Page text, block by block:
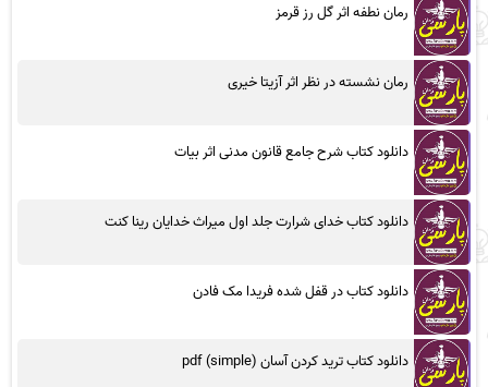
رمان نطفه اثر گل رز قرمز
رمان نشسته در نظر اثر آزیتا خیری
دانلود کتاب شرح جامع قانون مدنی اثر بیات
دانلود کتاب خدای شرارت جلد اول میراث خدایان رینا کنت
دانلود کتاب در قفل شده فریدا مک فادن
دانلود کتاب ترید کردن آسان (simple) pdf